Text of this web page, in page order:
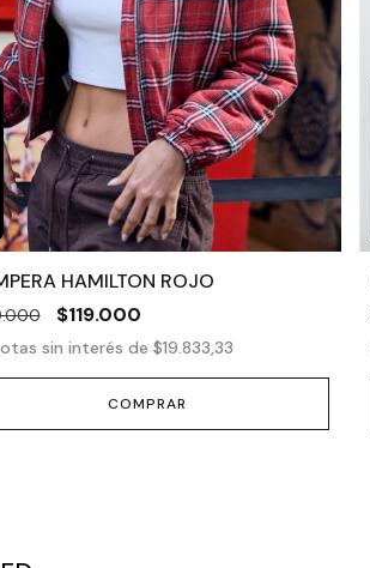
HAMILTON ROJO
$119.000
sin interés de $19.833,33
COMPRAR